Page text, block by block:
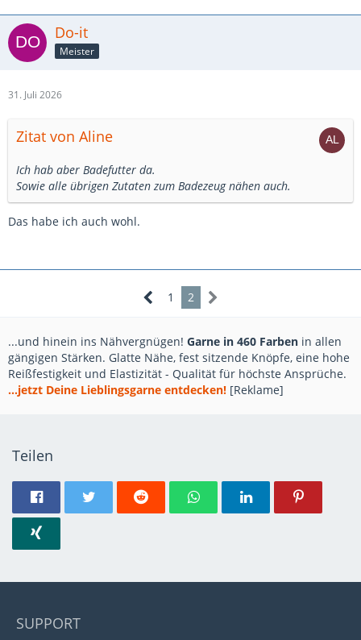
Do-it
Meister
31. Juli 2026
Zitat von Aline
Ich hab aber Badefutter da.
Sowie alle übrigen Zutaten zum Badezeug nähen auch.
Das habe ich auch wohl.
1 2
...und hinein ins Nähvergnügen! Garne in 460 Farben in allen
gängigen Stärken. Glatte Nähe, fest sitzende Knöpfe, eine hohe
Reißfestigkeit und Elastizität - Qualität für höchste Ansprüche.
...jetzt Deine Lieblingsgarne entdecken! [Reklame]
Teilen
SUPPORT